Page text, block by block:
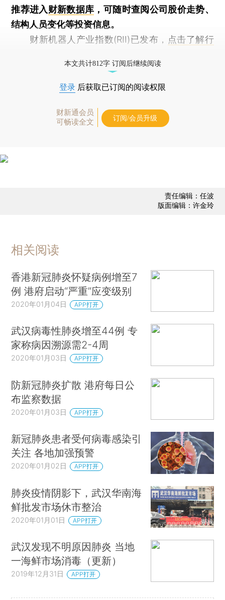
推荐进入财新数据库 ，可随时查阅公司股价走势、
结构人员变化等投资信息。
财新机器人产业指数(RII)已发布， 点击了解行
本文共计812字 订阅后继续阅读
登录 后获取已订阅的阅读权限
财新通会员
可畅读全文
订阅/会员升级
责任编辑：任波
版面编辑：许金玲
相关阅读
香港新冠肺炎怀疑病例增至7
例 港府启动“严重”应变级别
2020年01月04日 APP打开
武汉病毒性肺炎增至44例 专
家称病因溯源需2-4周
2020年01月03日 APP打开
防新冠肺炎扩散 港府每日公
布监察数据
2020年01月03日 APP打开
新冠肺炎患者受何病毒感染引
关注 各地加强预警
2020年01月02日 APP打开
肺炎疫情阴影下，武汉华南海
鲜批发市场休市整治
2020年01月01日 APP打开
武汉发现不明原因肺炎 当地
一海鲜市场消毒（更新）
2019年12月31日 APP打开